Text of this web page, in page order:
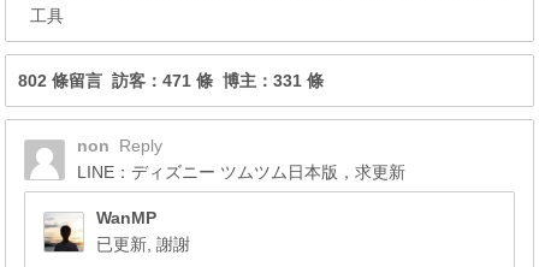
工具
802 條留言 訪客：471 條 博主：331 條
non
Reply
LINE：ディズニー ツムツム日本版，求更新
WanMP
已更新, 謝謝